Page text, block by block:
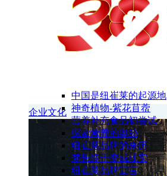
企业文化
中国是纽崔莱的起源地
神奇植物-紫花苜蓿
营养补充食品初尝试
探索营养的奥秘
纽崔莱品牌的来历
梦想终于变成现实
纽崔莱品牌宣言